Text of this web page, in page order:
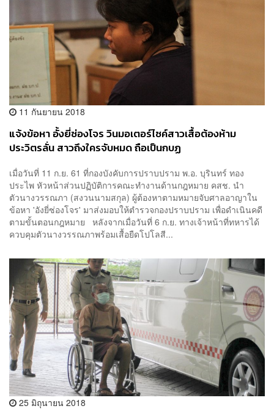
11 กันยายน 2018
แจ้งข้อหา อั้งยี่ซ่องโจร วินมอเตอร์ไซค์สาวเสื้อต้องห้าม
ประวิตรลั่น สาวถึงใครจับหมด ถือเป็นกบฏ
เมื่อวันที่ 11 ก.ย. 61 ที่กองบังคับการปราบปราม พ.อ. บุรินทร์ ทอง
ประไพ หัวหน้าส่วนปฏิบัติการคณะทำงานด้านกฎหมาย คสช. นำ
ตัวนางวรรณภา (สงวนนามสกุล) ผู้ต้องหาตามหมายจับศาลอาญาใน
ข้อหา 'อังยี่ซ่องโจร' มาส่งมอบให้ตำรวจกองปราบปราม เพื่อดำเนินคดี
ตามขั้นตอนกฎหมาย หลังจากเมื่อวันที่ 6 ก.ย. ทางเจ้าหน้าที่ทหารได้
ควบคุมตัวนางวรรณภาพร้อมเสื้อยืดโปโลสี...
25 มิถุนายน 2018